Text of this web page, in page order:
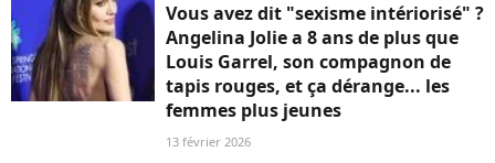
Vous avez dit "sexisme intériorisé" ?
Angelina Jolie a 8 ans de plus que
Louis Garrel, son compagnon de
tapis rouges, et ça dérange... les
femmes plus jeunes
13 février 2026